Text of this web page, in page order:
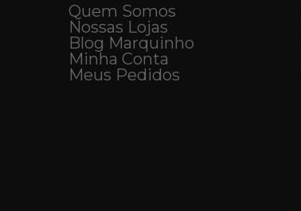
Quem Somos
Nossas Lojas
Blog Marquinho
Minha Conta
Meus Pedidos